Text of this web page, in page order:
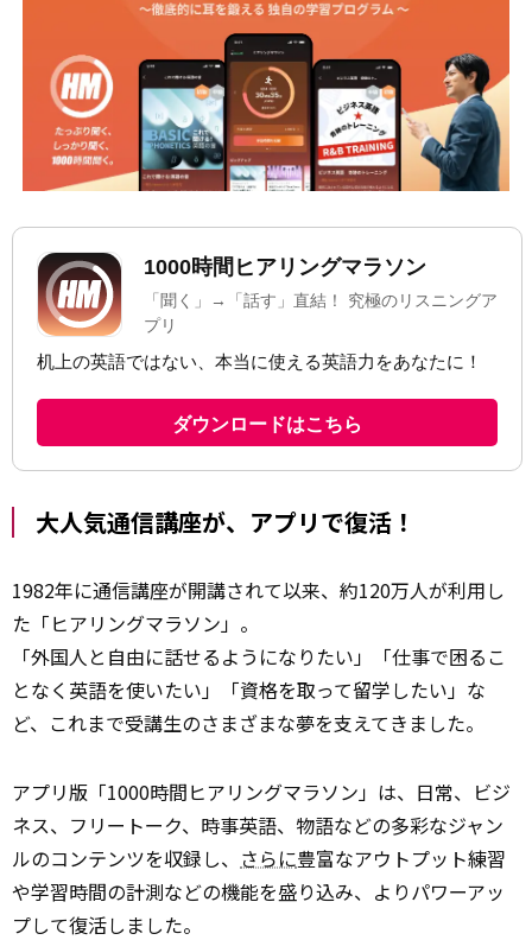
大人気通信講座が、アプリで復活！
1982年に通信講座が開講されて以来、約120万人が利用し
た「ヒアリングマラソン」。
「外国人と自由に話せるようになりたい」「仕事で困るこ
となく英語を使いたい」「資格を取って留学したい」な
ど、これまで受講生のさまざまな夢を支えてきました。
アプリ版「1000時間ヒアリングマラソン」は、日常、ビジ
ネス、フリートーク、時事英語、物語などの多彩なジャン
ルのコンテンツを収録し、 さらに豊富なアウトプット練習
や学習時間の計測などの機能を盛り込み、よりパワーアッ
プして復活しました。